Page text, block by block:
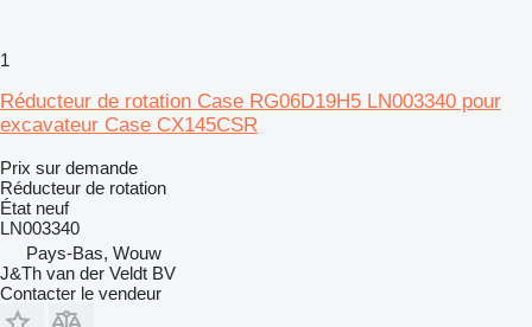
1
Réducteur de rotation Case RG06D19H5 LN003340 pour
excavateur Case CX145CSR
Prix sur demande
Réducteur de rotation
État neuf
LN003340
Pays-Bas, Wouw
J&Th van der Veldt BV
Contacter le vendeur